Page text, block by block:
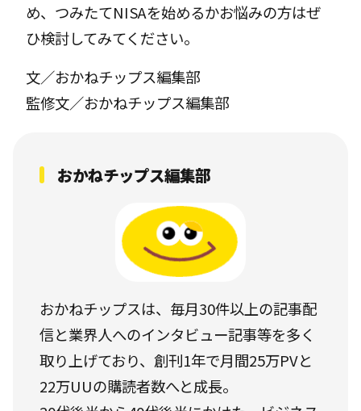
め、つみたてNISAを始めるかお悩みの方はぜ
ひ検討してみてください。
文／おかねチップス編集部
監修文／おかねチップス編集部
おかねチップス編集部
おかねチップスは、毎月30件以上の記事配
信と業界人へのインタビュー記事等を多く
取り上げており、創刊1年で月間25万PVと
22万UUの購読者数へと成長。